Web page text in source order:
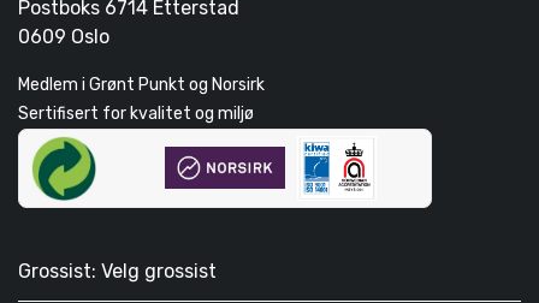
Postboks 6714 Etterstad
0609 Oslo
Medlem i Grønt Punkt og Norsirk
Sertifisert for kvalitet og miljø
Grossist: Velg grossist